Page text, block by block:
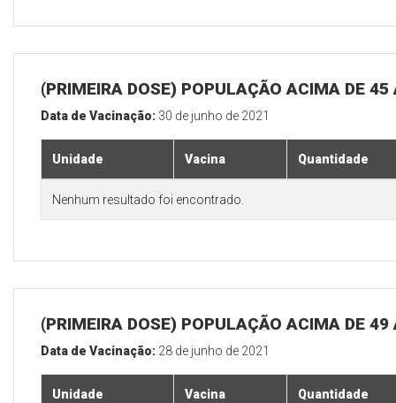
(PRIMEIRA DOSE) POPULAÇÃO ACIMA DE 45
Data de Vacinação: 30 de junho de 2021
Unidade Vacina Quantidade
Nenhum resultado foi encontrado.
(PRIMEIRA DOSE) POPULAÇÃO ACIMA DE 49
Data de Vacinação: 28 de junho de 2021
Unidade Vacina Quantidade